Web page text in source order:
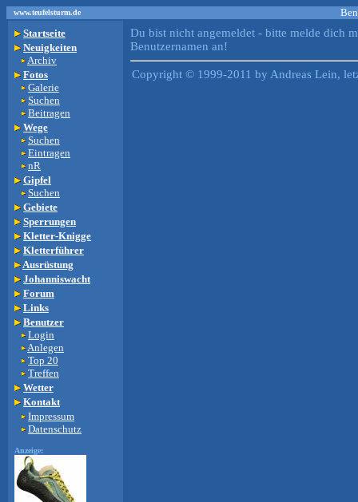
www.teufelsturm.de
Startseite
Neuigkeiten
Archiv
Fotos
Galerie
Suchen
Beitragen
Wege
Suchen
Eintragen
nR
Gipfel
Suchen
Gebiete
Sperrungen
Kletter-Knigge
Kletterführer
Ausrüstung
Johanniswacht
Forum
Links
Benutzer
Login
Anlegen
Top 20
Treffen
Wetter
Kontakt
Impressum
Datenschutz
Anzeige:
Du bist nicht angemeldet - bitte melde dich
Benutzernamen an!
Copyright © 1999-2011 by Andreas Lein,